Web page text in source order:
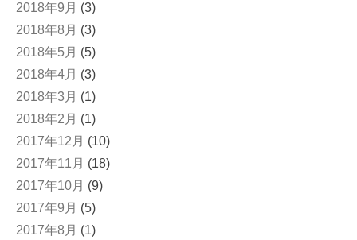
2018年9月 (3)
2018年8月 (3)
2018年5月 (5)
2018年4月 (3)
2018年3月 (1)
2018年2月 (1)
2017年12月 (10)
2017年11月 (18)
2017年10月 (9)
2017年9月 (5)
2017年8月 (1)